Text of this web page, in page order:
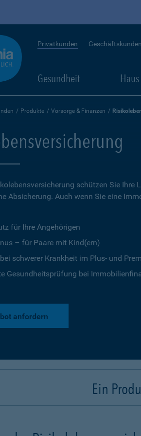
Privatkunden Geschäftskunden
Gesundheit
Produkte Vorsorge & Finanzen
schützen Sie Ihre
Ab­sicherung. Auch wenn Sie eine
für Ihre Angehörigen
– für Paare mit Kind(ern)
schwerer Krankheit im Plus- und
Gesundheitsprüfung bei
anfordern
Ein